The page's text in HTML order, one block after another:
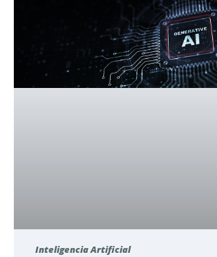
Inteligencia Artificial